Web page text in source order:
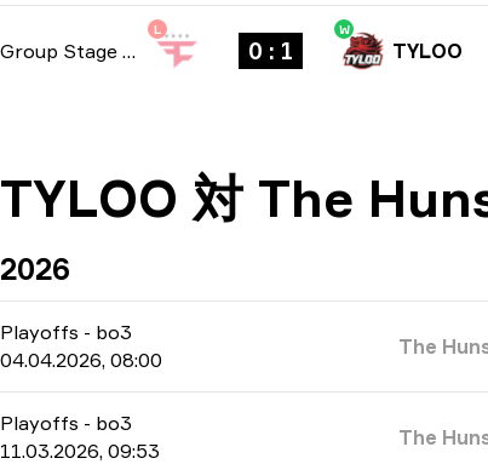
Group Stage bo1
L
0 : 1
W
TYLOO
TYLOO 対 The
2026
Playoffs - bo3
04.04.2026, 08:00
The
Playoffs - bo3
11.03.2026, 09:53
The